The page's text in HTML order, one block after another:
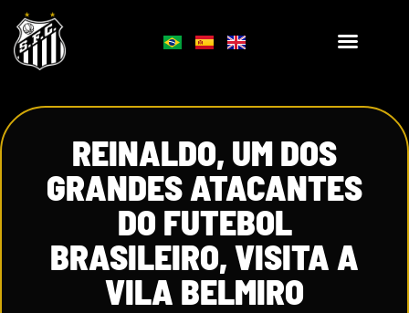
REINALDO, UM DOS
GRANDES ATACANTES
DO FUTEBOL
BRASILEIRO, VISITA A
VILA BELMIRO